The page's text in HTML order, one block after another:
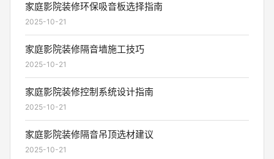
家庭影院装修环保吸音板选择指南
2025-10-21
家庭影院装修隔音墙施工技巧
2025-10-21
家庭影院装修控制系统设计指南
2025-10-21
家庭影院装修隔音吊顶选材建议
2025-10-21